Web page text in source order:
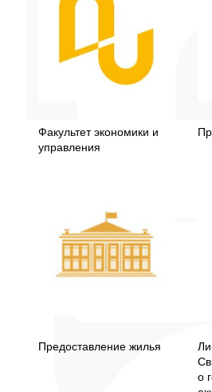
Факультет экономики и
управления
Предоставление жилья
о